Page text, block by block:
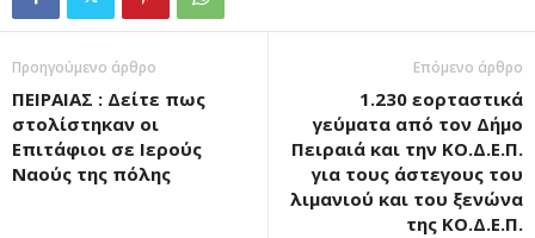
Προηγούμενο άρθρο
ΠΕΙΡΑΙΑΣ : Δείτε πως
στολίστηκαν οι
Επιτάφιοι σε Ιερούς
Ναούς της πόλης
Επόμενο άρθρο
1.230 εορταστικά
γεύματα από τον Δήμο
Πειραιά και την ΚΟ.Δ.Ε.Π.
για τους άστεγους του
λιμανιού και του ξενώνα
της ΚΟ.Δ.Ε.Π.